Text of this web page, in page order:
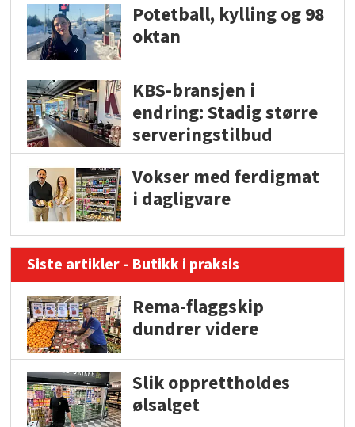
Potetball, kylling og 98
oktan
KBS-bransjen i
endring: Stadig større
serveringstilbud
Vokser med ferdigmat
i dagligvare
Siste artikler - Butikk i praksis
Rema-flaggskip
dundrer videre
Slik opprettholdes
ølsalget